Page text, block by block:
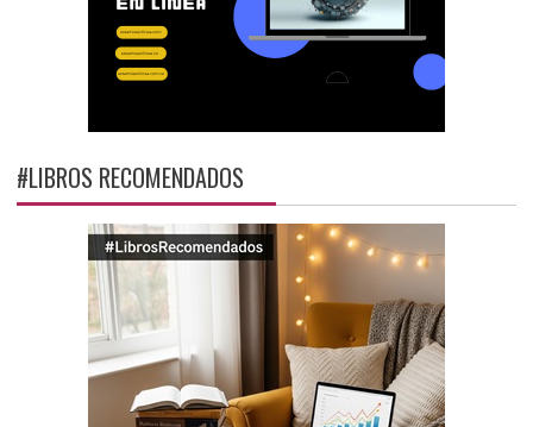
#LIBROS RECOMENDADOS